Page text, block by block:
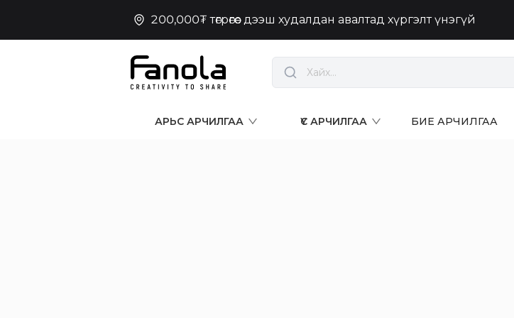
200,000₮ төгрөгөөс дээш худалдан авалтад хүргэлт үнэгүй
АРЬС АРЧИЛГАА ҮС АРЧИЛГАА БИЕ АРЧИЛГАА